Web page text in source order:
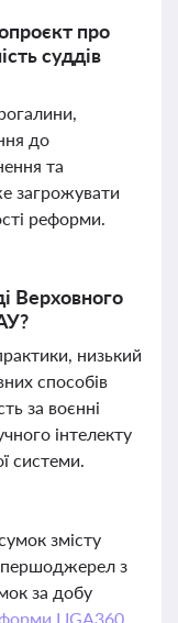
про
суддів
до
та
загрожувати
реформи.
Верховного
низький
способів
за воєнні
інтелекту
системи.
змісту
першоджерел з
за добу
LIGA360.